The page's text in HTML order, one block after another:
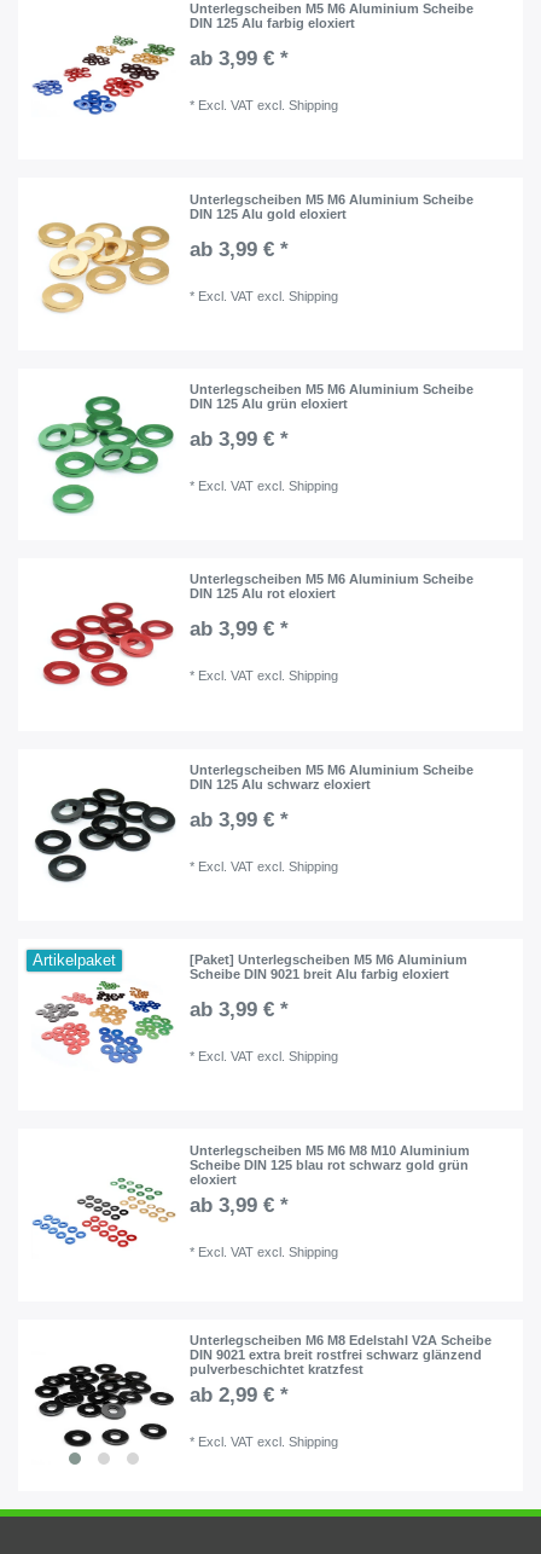
Unterlegscheiben M5 M6 Aluminium Scheibe
DIN 125 Alu farbig eloxiert
ab 3,99 € *
* Excl. VAT excl.Shipping
Unterlegscheiben M5 M6 Aluminium Scheibe
DIN 125 Alu gold eloxiert
ab 3,99 € *
* Excl. VAT excl.Shipping
Unterlegscheiben M5 M6 Aluminium Scheibe
DIN 125 Alu grün eloxiert
ab 3,99 € *
* Excl. VAT excl.Shipping
Unterlegscheiben M5 M6 Aluminium Scheibe
DIN 125 Alu rot eloxiert
ab 3,99 € *
* Excl. VAT excl.Shipping
Unterlegscheiben M5 M6 Aluminium Scheibe
DIN 125 Alu schwarz eloxiert
ab 3,99 € *
* Excl. VAT excl.Shipping
Artikelpaket
[Paket] Unterlegscheiben M5 M6 Aluminium
Scheibe DIN 9021 breit Alu farbig eloxiert
ab 3,99 € *
* Excl. VAT excl.Shipping
Unterlegscheiben M5 M6 M8 M10 Aluminium
Scheibe DIN 125 blau rot schwarz gold grün
eloxiert
ab 3,99 € *
* Excl. VAT excl.Shipping
Unterlegscheiben M6 M8 Edelstahl V2A Scheibe
DIN 9021 extra breit rostfrei schwarz glänzend
pulverbeschichtet kratzfest
ab 2,99 € *
* Excl. VAT excl.Shipping